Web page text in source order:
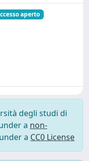
aperto
degli studi di
a non-
a CC0 License